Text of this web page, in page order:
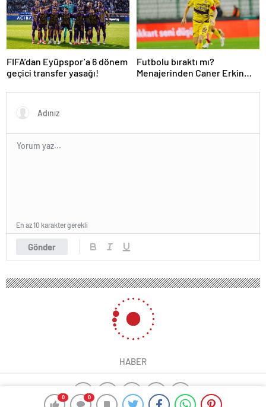
0 0
FIFA’dan Eyüpspor’a 6 dönem
geçici transfer yasağı!
Futbolu bıraktı mı?
Menajerinden Caner Erkin
Gönder
En az 10 karakter gerekli
HABER